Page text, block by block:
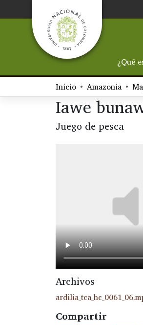
¿Qué
Inicio
Amazonia
Iawe
Juego de pesca
Archivos
Compartir